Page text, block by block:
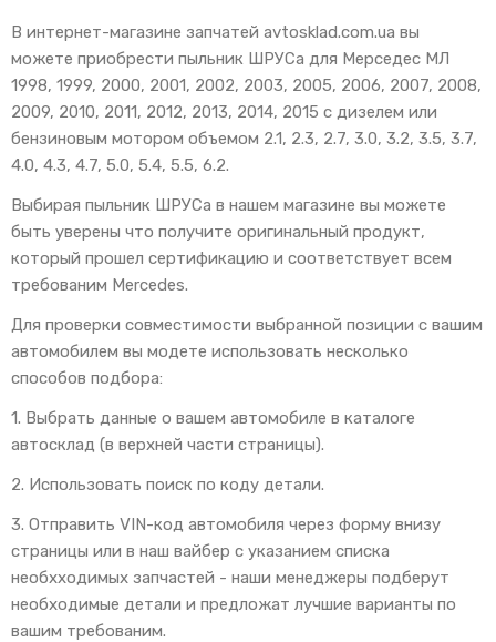
В интернет-магазине запчатей avtosklad.com.ua вы
можете приобрести пыльник ШРУСа для Мерседес МЛ
1998, 1999, 2000, 2001, 2002, 2003, 2005, 2006, 2007, 2008,
2009, 2010, 2011, 2012, 2013, 2014, 2015 с дизелем или
бензиновым мотором объемом 2.1, 2.3, 2.7, 3.0, 3.2, 3.5, 3.7,
4.0, 4.3, 4.7, 5.0, 5.4, 5.5, 6.2.
Выбирая пыльник ШРУСа в нашем магазине вы можете
быть уверены что получите оригинальный продукт,
который прошел сертификацию и соответствует всем
требованим Mercedes.
Для проверки совместимости выбранной позиции с вашим
автомобилем вы модете использовать несколько
способов подбора:
1. Выбрать данные о вашем автомобиле в каталоге
автосклад (в верхней части страницы).
2. Использовать поиск по коду детали.
3. Отправить VIN-код автомобиля через форму внизу
страницы или в наш вайбер с указанием списка
необхходимых запчастей - наши менеджеры подберут
необходимые детали и предложат лучшие варианты по
вашим требованим.